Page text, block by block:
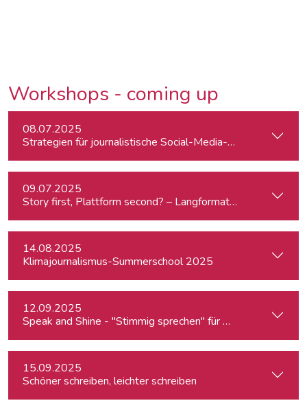
Workshops - coming up
08.07.2025
Strategien für journalistische Social-Media-Recherchen
09.07.2025
Story first, Plattform second? – Langformat-Journalismus
14.08.2025
Klimajournalismus-Summerschool 2025
12.09.2025
Speak and Shine - "Stimmig sprechen" für Podcast,
15.09.2025
Schöner schreiben, leichter schreiben